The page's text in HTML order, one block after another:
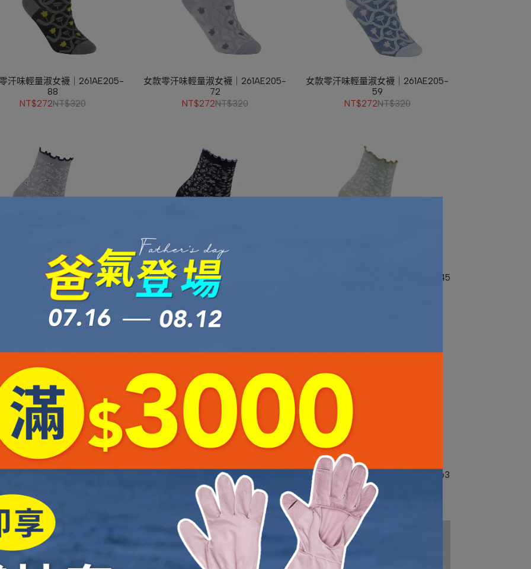
汗味輕量淑女襪｜261AE205-
88
NT$272NT$320
女款零汗味輕量淑女襪｜261AE205-
72
NT$272NT$320
女款零汗味輕量淑女襪｜261AE205-
59
NT$272NT$320
汗味輕量短襪｜261AE204-72
NT$272NT$320
女款零汗味輕量短襪｜261AE204-59
NT$272NT$320
女款零汗味輕量短襪｜261AE204-45
NT$255
女款零汗味輕量短襪｜261AE202-72
NT$255NT$300
男款零汗味輕量短襪｜261AE202-63
NT$255NT$300